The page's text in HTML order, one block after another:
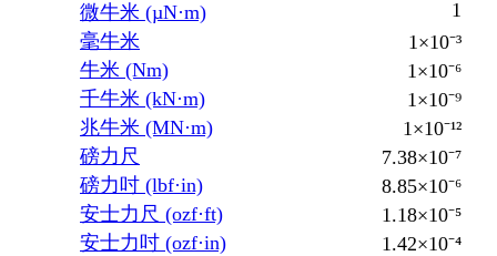
微牛米 (µN·m)
1
毫牛米
1×10⁻³
牛米 (Nm)
1×10⁻⁶
千牛米 (kN·m)
1×10⁻⁹
兆牛米 (MN·m)
1×10⁻¹²
磅力尺
7.38×10⁻⁷
磅力吋 (lbf·in)
8.85×10⁻⁶
安士力尺 (ozf·ft)
1.18×10⁻⁵
安士力吋 (ozf·in)
1.42×10⁻⁴